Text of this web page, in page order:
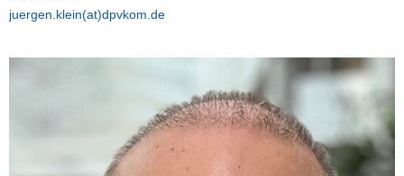
juergen.klein(at)dpvkom.de